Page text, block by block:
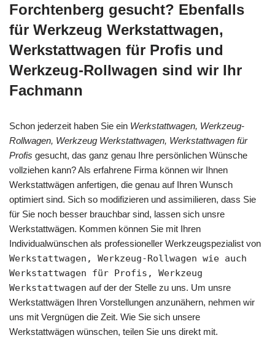
Forchtenberg gesucht? Ebenfalls
für Werkzeug Werkstattwagen,
Werkstattwagen für Profis und
Werkzeug-Rollwagen sind wir Ihr
Fachmann
Schon jederzeit haben Sie ein Werkstattwagen, Werkzeug-
Rollwagen, Werkzeug Werkstattwagen, Werkstattwagen für
Profis gesucht, das ganz genau Ihre persönlichen Wünsche
vollziehen kann? Als erfahrene Firma können wir Ihnen
Werkstattwägen anfertigen, die genau auf Ihren Wunsch
optimiert sind. Sich so modifizieren und assimilieren, dass Sie
für Sie noch besser brauchbar sind, lassen sich unsre
Werkstattwägen. Kommen können Sie mit Ihren
Individualwünschen als professioneller Werkzeugspezialist von
Werkstattwagen, Werkzeug-Rollwagen wie auch
Werkstattwagen für Profis, Werkzeug
Werkstattwagen auf der der Stelle zu uns. Um unsre
Werkstattwägen Ihren Vorstellungen anzunähern, nehmen wir
uns mit Vergnügen die Zeit. Wie Sie sich unsere
Werkstattwägen wünschen, teilen Sie uns direkt mit.